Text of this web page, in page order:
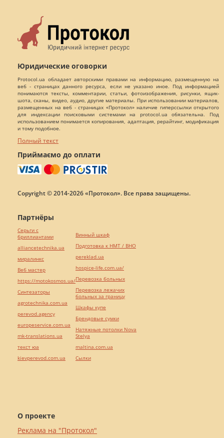
Юридические оговорки
Protocol.ua обладает авторскими правами на информацию, размещенную на
веб - страницах данного ресурса, если не указано иное. Под информацией
понимаются тексты, комментарии, статьи, фотоизображения, рисунки, ящик-
шота, сканы, видео, аудио, другие материалы. При использовании материалов,
размещенных на веб - страницах «Протокол» наличие гиперссылки открытого
для индексации поисковыми системами на protocol.ua обязательна. Под
использованием понимается копирования, адаптация, рерайтинг, модификация
и тому подобное.
Полный текст
Приймаємо до оплати
Copyright © 2014-2026 «Протокол». Все права защищены.
О проекте
Реклама на "Протокол"
Партнёры
Серьги с
бриллиантами
alliancetechnika.ua
миралинкс
Веб мастер
https://motokosmos.ua/
Синтезаторы
agrotechnika.com.ua
perevod.agency
europeservice.com.ua
mk-translations.ua
текст юа
kievperevod.com.ua
Винный шкаф
Подготовка к НМТ / ВНО
pereklad.ua
hospice-life.com.ua/
Перевозка больных
Перевозка лежачих
больных за границу
Шкафы купе
Брендовые сумки
Натяжные потолки Nova
Stelya
maltina.com.ua
Cылки